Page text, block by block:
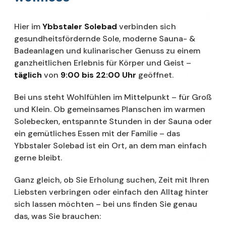
Hier imYbbstaler Solebad verbinden sich
gesundheitsfördernde Sole, moderne Sauna- &
Badeanlagen und kulinarischer Genuss zu einem
ganzheitlichen Erlebnis für Körper und Geist –
täglich von 9:00 bis 22:00 Uhr geöffnet.
Bei uns steht Wohlfühlen im Mittelpunkt – für Groß
und Klein. Ob gemeinsames Planschen im warmen
Solebecken, entspannte Stunden in der Sauna oder
ein gemütliches Essen mit der Familie – das
Ybbstaler Solebad ist ein Ort, an dem man einfach
gerne bleibt.
Ganz gleich, ob Sie Erholung suchen, Zeit mit Ihren
Liebsten verbringen oder einfach den Alltag hinter
sich lassen möchten – bei uns finden Sie genau
das, was Sie brauchen: